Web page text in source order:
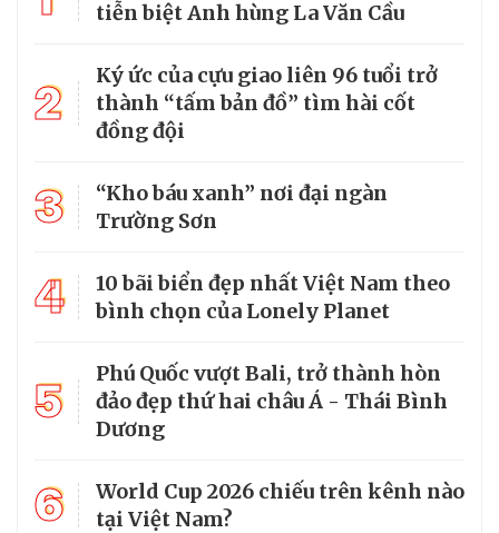
tiễn biệt Anh hùng La Văn Cầu
2
Ký ức của cựu giao liên 96 tuổi trở
thành “tấm bản đồ” tìm hài cốt
đồng đội
3
“Kho báu xanh” nơi đại ngàn
Trường Sơn
4
10 bãi biển đẹp nhất Việt Nam theo
bình chọn của Lonely Planet
5
Phú Quốc vượt Bali, trở thành hòn
đảo đẹp thứ hai châu Á - Thái Bình
Dương
6
World Cup 2026 chiếu trên kênh nào
tại Việt Nam?